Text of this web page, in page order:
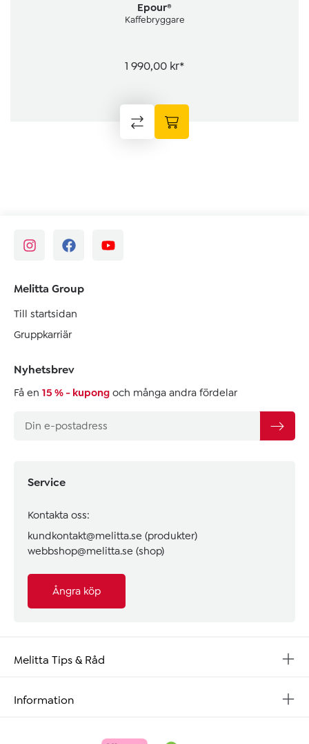
Epour®
Kaffebryggare
1 990,00 kr*
Service
Kontakta oss:
kundkontakt@melitta.se (produkter)
webbshop@melitta.se (shop)
Ångra köp
Melitta Tips & Råd
Information
Melitta Group
Till startsidan
Gruppkarriär
Nyhetsbrev
Få en 15 % - kupong och många andra fördelar